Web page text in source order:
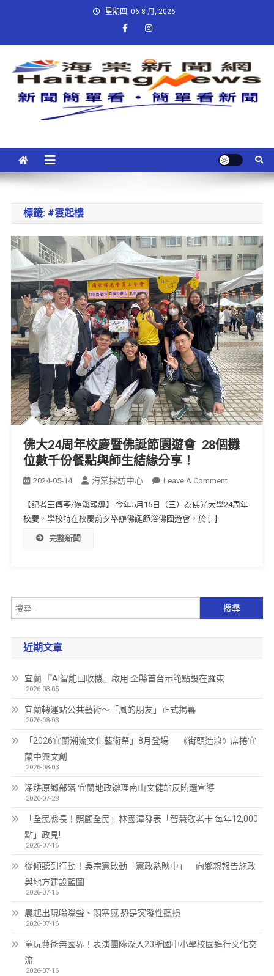
星期四, 06 8 月, 2026
標籤: #雲起樓
佛大24周年校慶暨佛誕節園遊會 28個攤
位數千份餐點與師生結緣分享！
2024-05-14 海棠採訪中心 Leave A Comment
【記者王傳苓/礁溪報導】 今年5月15日（三）為佛光大學24周年
校慶，學校特在校慶前夕舉辦佛誕節浴佛園遊會，於 […]
完整新聞
近期文章
宜蘭 『AI智能回收機』啟用 全縣首台示範點設在羅東
2026-08-05
宜蘭轉運站公共藝術～「風的朋友」正式揭幕
2026-08-03
「2026宜蘭潮流文化藝術祭」8月登場 《街頭造浪》席捲宜
蘭中興文創
2026-08-03
深耕原鄉部落 宜蘭地政辦理南山文健站反賄選宣導
2026-07-28
「全民縣長！照顧全民」林國漳發表「智慧敬老卡 每年12,000
點」政見!
2026-07-16
從傾聽到行動！吳宗憲啟動「憲政熱映中」 向鄉親報告施政
與地方建設藍圖
2026-07-16
晨起出現嗡嗡聲、悶塞感 恐是突發性聽損
2026-07-16
童玩藝術無國界！表演團隊深入23所國中小學校園進行文化交
流
2026-07-16